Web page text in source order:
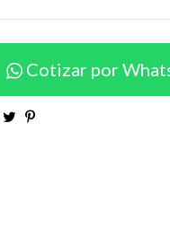
Cotizar por